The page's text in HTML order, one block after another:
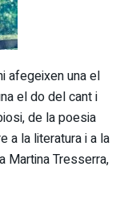
afegeixen una el
el do del cant i
de la poesia
a la literatura i a la
Martina Tresserra,